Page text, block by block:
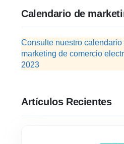
Calendario de
Consulte nuestro calendario
marketing de comercio
2023
Artículos Recientes